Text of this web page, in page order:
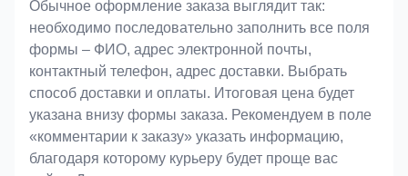
Обычное оформление заказа выглядит так:
необходимо последовательно заполнить все поля
формы – ФИО, адрес электронной почты,
контактный телефон, адрес доставки. Выбрать
способ доставки и оплаты. Итоговая цена будет
указана внизу формы заказа. Рекомендуем в поле
«комментарии к заказу» указать информацию,
благодаря которому курьеру будет проще вас